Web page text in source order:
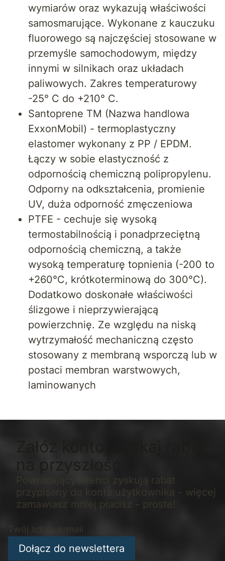
wymiarów oraz wykazują właściwości
samosmarujące. Wykonane z kauczuku
fluorowego są najczęściej stosowane w
przemyśle samochodowym, między
innymi w silnikach oraz układach
paliwowych. Zakres temperaturowy
-25° C do +210° C.
Santoprene TM (Nazwa handlowa
ExxonMobil) - termoplastyczny
elastomer wykonany z PP / EPDM.
Łączy w sobie elastyczność z
odpornością chemiczną polipropylenu.
Odporny na odkształcenia, promienie
UV, duża odporność zmęczeniowa
PTFE - cechuje się wysoką
termostabilnością i ponadprzeciętną
odpornością chemiczną, a także
wysoką temperaturę topnienia (-200 to
+260°C, krótkoterminową do 300°C).
Dodatkowo doskonałe właściwości
ślizgowe i nieprzywierającą
powierzchnię. Ze względu na niską
wytrzymałość mechaniczną często
stosowany z membraną wsporczą lub w
postaci membran warstwowych,
laminowanych
Załóż konto, zyskaj rabat
na przyszłość
Powracający klienci zyskują rabat
przypisany do konta użytkownika - więcej
zamawiasz mniej płacisz - proste!
Twój adres e-mail
Dołącz do newslettera